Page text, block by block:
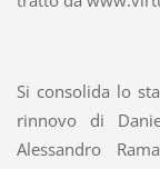
Si consolida lo
rinnovo di
Alessandro